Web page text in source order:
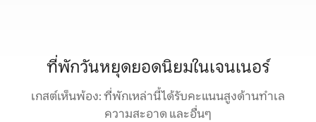
ที่พักวันหยุดยอดนิยมในเจนเนอร์
เกสต์เห็นพ้อง: ที่พักเหล่านี้ได้รับคะแนนสูงด้านทำเล
ความสะอาด และอื่นๆ